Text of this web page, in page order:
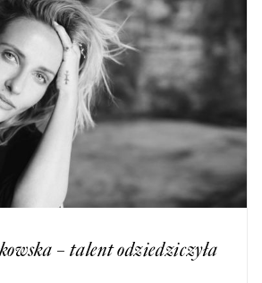
– talent odziedziczyła